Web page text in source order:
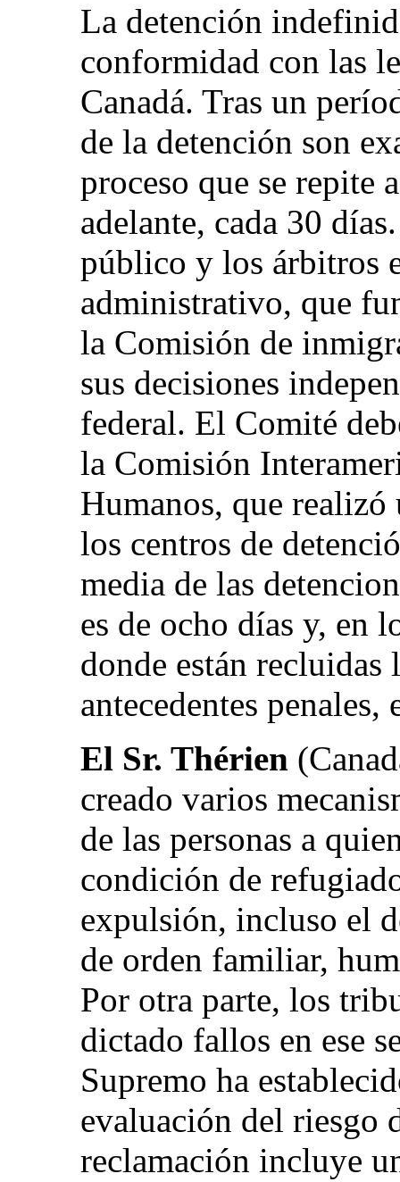
La detención
conformidad con las
Canadá. Tras un
de la detención son
proceso que se repite
adelante, cada 30
público y los árbitros
administrativo, que
la Comisión de
sus decisiones
federal. El Comité
la Comisión
Humanos, que realizó
los centros de
media de las
es de ocho días y, en
donde están recluidas
antecedentes penales,
El Sr. Thérien
creado varios
de las personas a
condición de
expulsión, incluso el
de orden familiar,
Por otra parte, los
dictado fallos en ese
Supremo ha
evaluación del riesgo
reclamación incluye